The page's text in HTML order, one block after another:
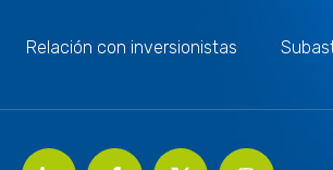
Relación con inversionistas